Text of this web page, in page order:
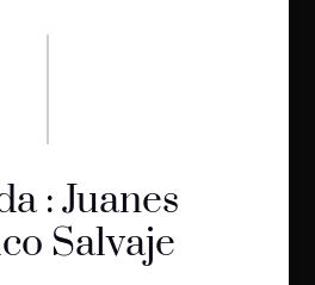
: Juanes
Salvaje